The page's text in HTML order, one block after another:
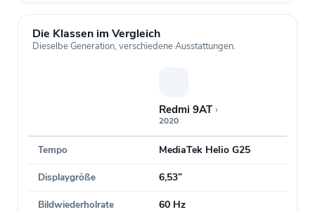
Die Klassen im Vergleich
Dieselbe Generation, verschiedene Ausstattungen.
Redmi 9AT ›
2020
Tempo MediaTek Helio G25
Displaygröße 6,53”
Bildwiederholrate 60 Hz